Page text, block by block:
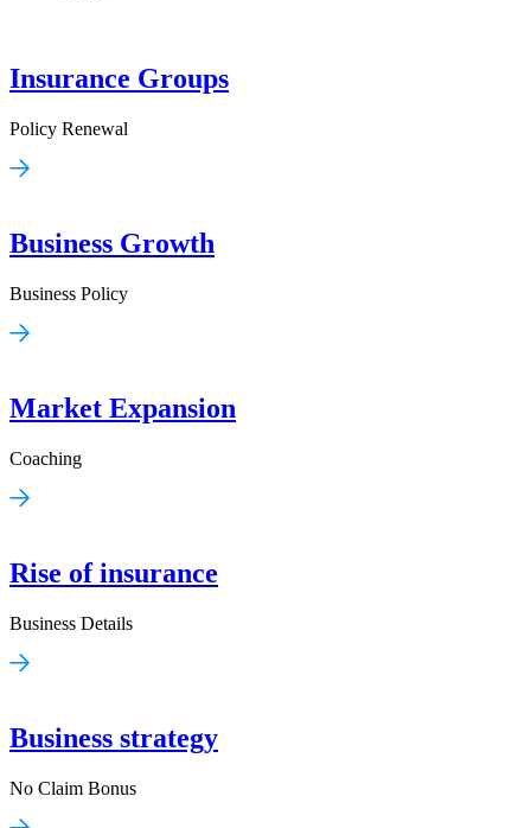
Insurance Groups
Policy Renewal
Business Growth
Business Policy
Market Expansion
Coaching
Rise of insurance
Business Details
Business strategy
No Claim Bonus